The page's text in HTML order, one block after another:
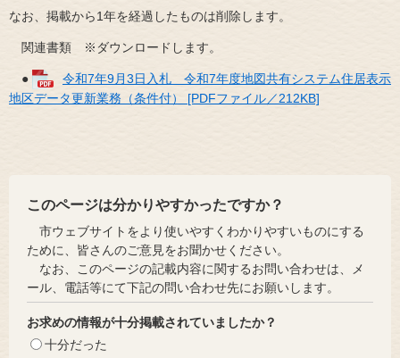
なお、掲載から1年を経過したものは削除します。
関連書類 ※ダウンロードします。
●
令和7年9月3日入札 令和7年度地図共有システム住居表示
地区データ更新業務（条件付） [PDFファイル／212KB]
このページは分かりやすかったですか？
市ウェブサイトをより使いやすくわかりやすいものにする
ために、皆さんのご意見をお聞かせください。
なお、このページの記載内容に関するお問い合わせは、メ
ール、電話等にて下記の問い合わせ先にお願いします。
お求めの情報が十分掲載されていましたか？
十分だった